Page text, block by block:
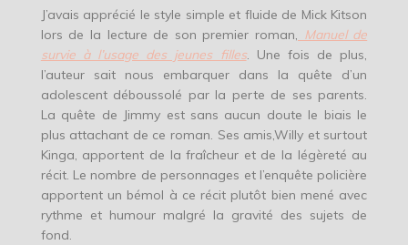
J’avais apprécié le style simple et fluide de Mick Kitson
lors de la lecture de son premier roman, Manuel de
survie à l’usage des jeunes filles. Une fois de plus,
l’auteur sait nous embarquer dans la quête d’un
adolescent déboussolé par la perte de ses parents.
La quête de Jimmy est sans aucun doute le biais le
plus attachant de ce roman. Ses amis,Willy et surtout
Kinga, apportent de la fraîcheur et de la légèreté au
récit. Le nombre de personnages et l’enquête policière
apportent un bémol à ce récit plutôt bien mené avec
rythme et humour malgré la gravité des sujets de
fond.